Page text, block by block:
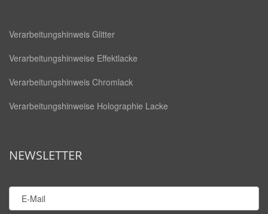
Verarbeitungshinweis Glitter
Verarbeitungshinweise Effektlacke
Verarbeitungshinweis Chromlack
Verarbeitungshinweise Holographie Lacke
NEWSLETTER